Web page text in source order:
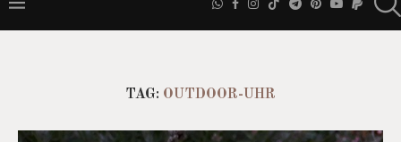
TAG: OUTDOOR-UHR